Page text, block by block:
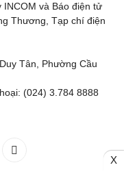
và Báo điện tử
Thương, Tạp chí điện
Tân, Phường Cầu
(024) 3.784 8888
X